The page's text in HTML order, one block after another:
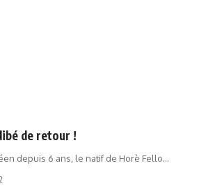
de retour !
depuis 6 ans, le natif de Horè Fello…